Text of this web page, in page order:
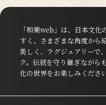
「和樂web」は、日本文
すく、さまざまな角度から
美しく、ラグジュアリーで
ク。伝統を守り継ぎながら
化の世界をお楽しみください